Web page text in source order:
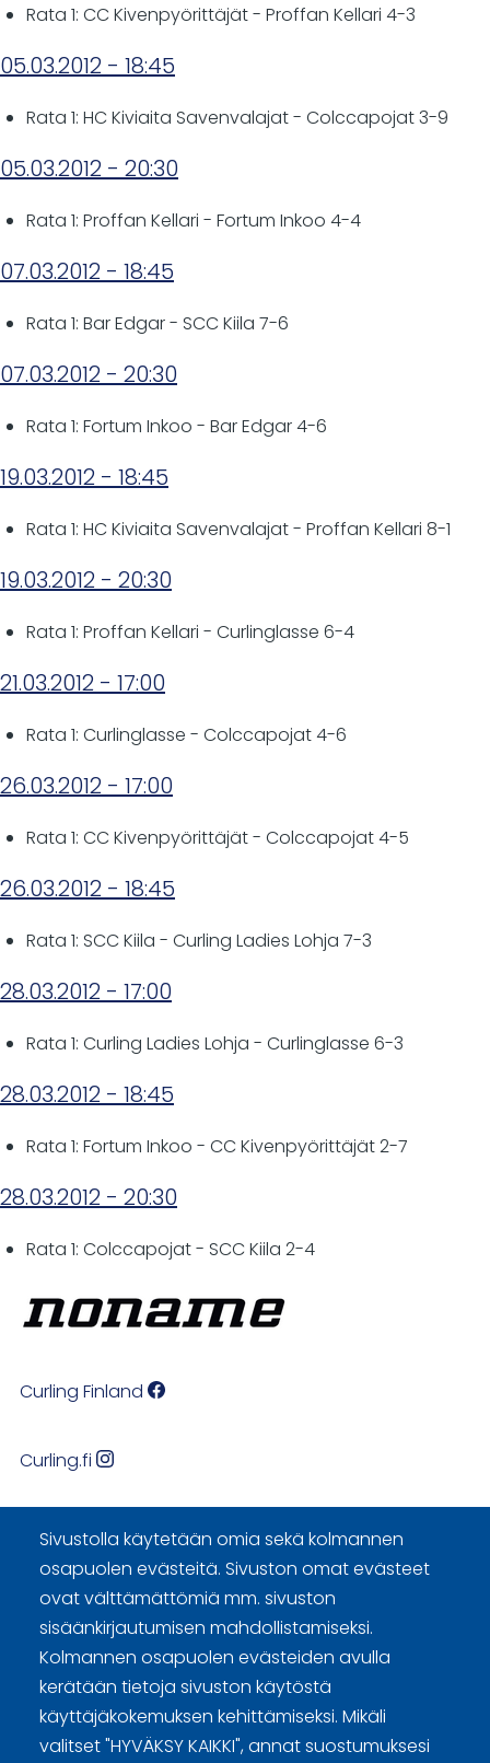
Rata 1: CC Kivenpyörittäjät - Proffan Kellari 4-3
05.03.2012 - 18:45
Rata 1: HC Kiviaita Savenvalajat - Colccapojat 3-9
05.03.2012 - 20:30
Rata 1: Proffan Kellari - Fortum Inkoo 4-4
07.03.2012 - 18:45
Rata 1: Bar Edgar - SCC Kiila 7-6
07.03.2012 - 20:30
Rata 1: Fortum Inkoo - Bar Edgar 4-6
19.03.2012 - 18:45
Rata 1: HC Kiviaita Savenvalajat - Proffan Kellari 8-1
19.03.2012 - 20:30
Rata 1: Proffan Kellari - Curlinglasse 6-4
21.03.2012 - 17:00
Rata 1: Curlinglasse - Colccapojat 4-6
26.03.2012 - 17:00
Rata 1: CC Kivenpyörittäjät - Colccapojat 4-5
26.03.2012 - 18:45
Rata 1: SCC Kiila - Curling Ladies Lohja 7-3
28.03.2012 - 17:00
Rata 1: Curling Ladies Lohja - Curlinglasse 6-3
28.03.2012 - 18:45
Rata 1: Fortum Inkoo - CC Kivenpyörittäjät 2-7
28.03.2012 - 20:30
Rata 1: Colccapojat - SCC Kiila 2-4
Sivustolla käytetään omia sekä kolmannen
osapuolen evästeitä. Sivuston omat evästeet
ovat välttämättömiä mm. sivuston
sisäänkirjautumisen mahdollistamiseksi.
Kolmannen osapuolen evästeiden avulla
kerätään tietoja sivuston käytöstä
käyttäjäkokemuksen kehittämiseksi. Mikäli
valitset "HYVÄKSY KAIKKI", annat suostumuksesi
Curling Finland
Curling.fi
Curling Finland
Sivuston käyttöehdot ja sisällön käyttöoikeudet
Tietosuojaselosteet
Tietoa evästeistä
Evästeasetukset